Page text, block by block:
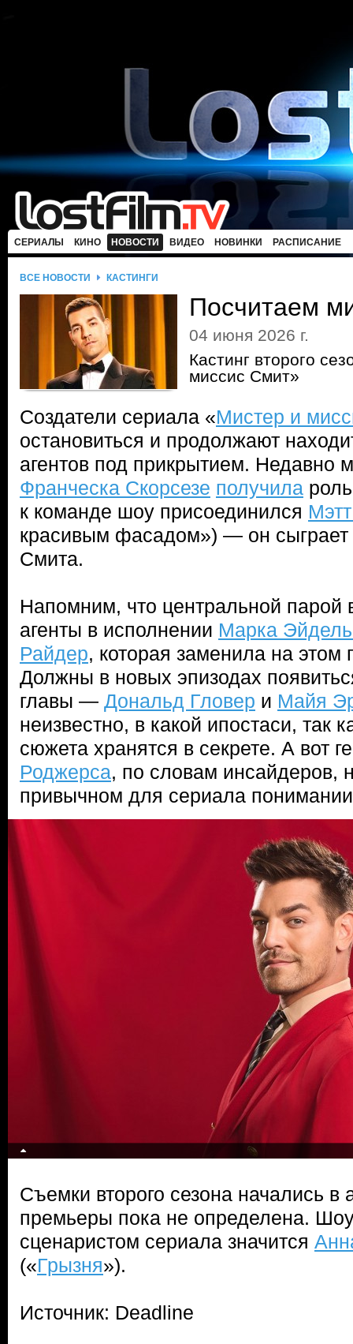
СЕРИАЛЫ КИНО НОВОСТИ ВИДЕО НОВИНКИ РАСПИСАНИЕ
ВСЕ НОВОСТИ КАСТИНГИ
Посчитаем
04 июня 2026 г.
Кастинг второго
миссис Смит»
Создатели сериала «Мистер и
остановиться и продолжают
агентов под прикрытием. Недавно
Франческа Скорсезе получила
к команде шоу присоединился
красивым фасадом») — он сыграет
Смита.
Напомним, что центральной парой
агенты в исполнении Марка
Райдер, которая заменила на этом
Должны в новых эпизодах
главы — Дональд Гловер и Майя
неизвестно, в какой ипостаси, так
сюжета хранятся в секрете. А вот
Роджерса, по словам инсайдеров,
привычном для сериала
Съемки второго сезона начались в
премьеры пока не определена.
сценаристом сериала значится
(«Грызня»).
Источник: Deadline